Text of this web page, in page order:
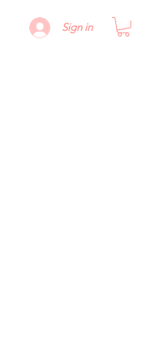
Sign in